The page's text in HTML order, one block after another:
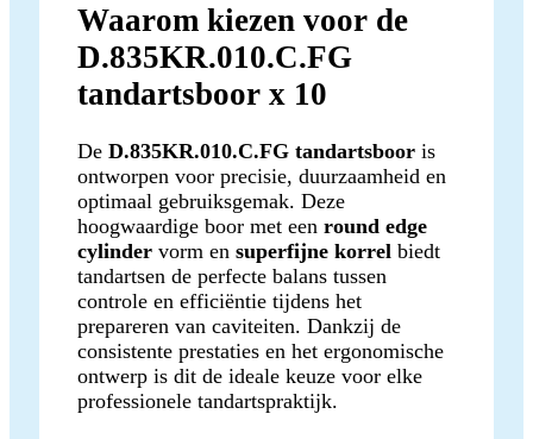
Waarom kiezen voor de
D.835KR.010.C.FG
tandartsboor x 10
De D.835KR.010.C.FG tandartsboor is
ontworpen voor precisie, duurzaamheid en
optimaal gebruiksgemak. Deze
hoogwaardige boor met een round edge
cylinder vorm en superfijne korrel biedt
tandartsen de perfecte balans tussen
controle en efficiëntie tijdens het
prepareren van caviteiten. Dankzij de
consistente prestaties en het ergonomische
ontwerp is dit de ideale keuze voor elke
professionele tandartspraktijk.